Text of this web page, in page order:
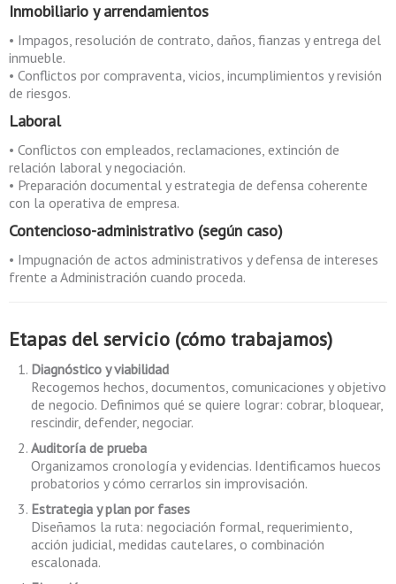
Inmobiliario y arrendamientos
• Impagos, resolución de contrato, daños, fianzas y entrega del
inmueble.
• Conflictos por compraventa, vicios, incumplimientos y revisión
de riesgos.
Laboral
• Conflictos con empleados, reclamaciones, extinción de
relación laboral y negociación.
• Preparación documental y estrategia de defensa coherente
con la operativa de empresa.
Contencioso-administrativo (según caso)
• Impugnación de actos administrativos y defensa de intereses
frente a Administración cuando proceda.
Etapas del servicio (cómo trabajamos)
Diagnóstico y viabilidad
Recogemos hechos, documentos, comunicaciones y objetivo
de negocio. Definimos qué se quiere lograr: cobrar, bloquear,
rescindir, defender, negociar.
Auditoría de prueba
Organizamos cronología y evidencias. Identificamos huecos
probatorios y cómo cerrarlos sin improvisación.
Estrategia y plan por fases
Diseñamos la ruta: negociación formal, requerimiento,
acción judicial, medidas cautelares, o combinación
escalonada.